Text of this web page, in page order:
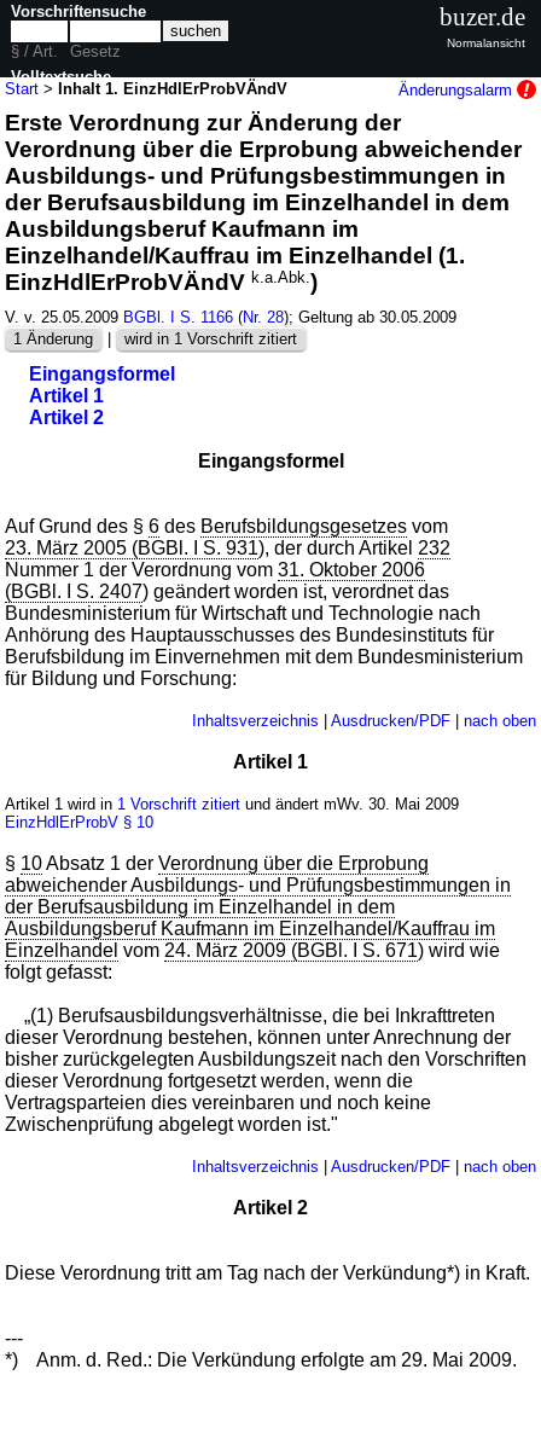
Start >Inhalt 1. EinzHdlErProbVÄndV Änderungsalarm
Erste Verordnung zur Änderung der
Verordnung über die Erprobung abweichender
Ausbildungs- und Prüfungsbestimmungen in
der Berufsausbildung im Einzelhandel in dem
Ausbildungsberuf Kaufmann im
Einzelhandel/Kauffrau im Einzelhandel (1.
EinzHdlErProbVÄndVk.a.Abk.)
V. v. 25.05.2009 BGBl. I S. 1166 (Nr. 28); Geltung ab 30.05.2009
1 Änderung
| wird in 1 Vorschrift zitiert
Eingangsformel
Artikel 1
Artikel 2
Eingangsformel
Auf Grund des §6 des Berufsbildungsgesetzes vom
23. März 2005 (BGBl. I S. 931), der durch Artikel 232
Nummer 1 der Verordnung vom31. Oktober 2006
(BGBl. I S. 2407) geändert worden ist, verordnet das
Bundesministerium für Wirtschaft und Technologie nach
Anhörung des Hauptausschusses des Bundesinstituts für
Berufsbildung im Einvernehmen mit dem Bundesministerium
für Bildung und Forschung:
Inhaltsverzeichnis | Ausdrucken/PDF| nach oben
Artikel 1
Artikel 1 wird in 1 Vorschrift zitiert und ändert mWv. 30. Mai 2009
EinzHdlErProbV § 10
§ 10Absatz 1 derVerordnung über die Erprobung
abweichender Ausbildungs- und Prüfungsbestimmungen in
der Berufsausbildung im Einzelhandel in dem
Ausbildungsberuf Kaufmann im Einzelhandel/Kauffrau im
Einzelhandel vom 24. März 2009 (BGBl. I S. 671) wird wie
folgt gefasst:
„(1) Berufsausbildungsverhältnisse, die bei Inkrafttreten
dieser Verordnung bestehen, können unter Anrechnung der
bisher zurückgelegten Ausbildungszeit nach den Vorschriften
dieser Verordnung fortgesetzt werden, wenn die
Vertragsparteien dies vereinbaren und noch keine
Zwischenprüfung abgelegt worden ist."
Inhaltsverzeichnis | Ausdrucken/PDF| nach oben
Artikel 2
Diese Verordnung tritt am Tag nach der Verkündung*) in Kraft.
---
*)
Anm. d. Red.: Die Verkündung erfolgte am 29. Mai 2009.
Vorschriftensuche
§ / Art.
Gesetz
Volltextsuche
nur in 1. EinzHdlErProbVÄndV
buzer.de
Normalansicht